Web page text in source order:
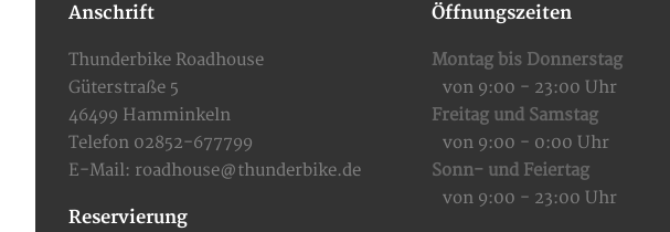
Anschrift
Thunderbike Roadhouse
Güterstraße 5
46499 Hamminkeln
Telefon 02852-677799
E-Mail: roadhouse@thunderbike.de
Reservierung
Öffnungszeiten
Montag bis Donnerstag
von 9:00 - 23:00 Uhr
Freitag und Samstag
von 9:00 - 0:00 Uhr
Sonn- und Feiertag
von 9:00 - 23:00 Uhr